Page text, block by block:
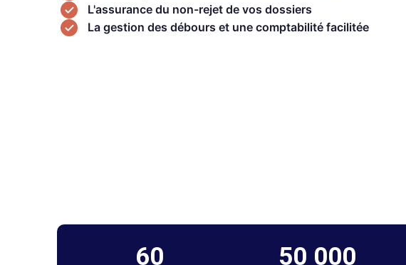
L'assurance du non-rejet de vos dossiers
La gestion des débours et une comptabilité facilitée
60 50 000